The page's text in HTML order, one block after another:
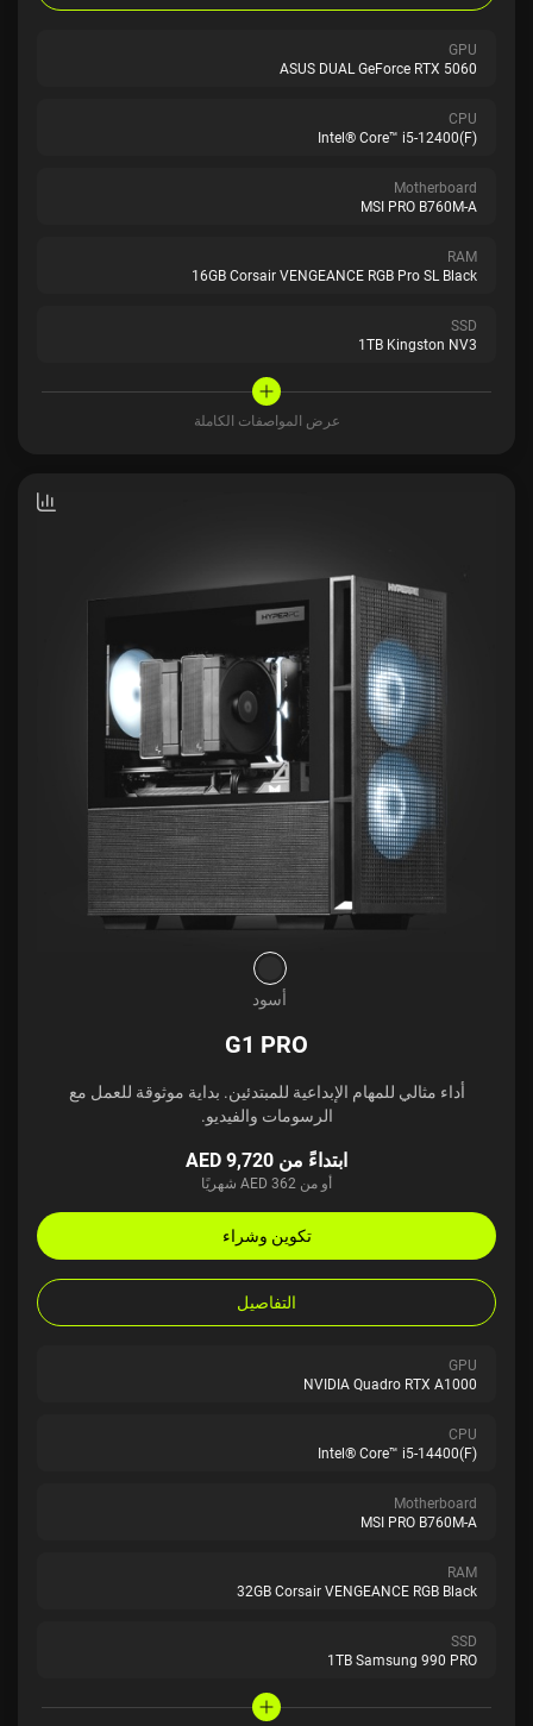
GPU
ASUS DUAL GeForce RTX 5060
CPU
Intel® Core™ i5-12400(F)
Motherboard
MSI PRO B760M-A
RAM
16GB Corsair VENGEANCE RGB Pro SL Black
SSD
1TB Kingston NV3
عرض المواصفات الكاملة
أسود
G1 PRO
أداء مثالي للمهام الإبداعية للمبتدئين. بداية موثوقة للعمل مع
الرسومات والفيديو.
ابتداءً من AED 9,720
أو من AED 362 شهريًا
تكوين وشراء
التفاصيل
GPU
NVIDIA Quadro RTX A1000
CPU
Intel® Core™ i5-14400(F)
Motherboard
MSI PRO B760M-A
RAM
32GB Corsair VENGEANCE RGB Black
SSD
1TB Samsung 990 PRO